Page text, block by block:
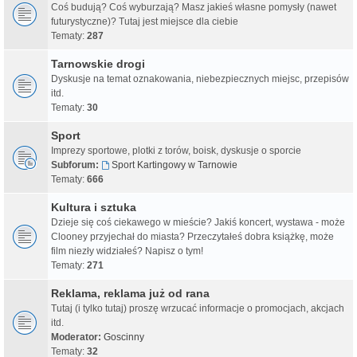
Coś budują? Coś wyburzają? Masz jakieś własne pomysły (nawet
futurystyczne)? Tutaj jest miejsce dla ciebie
Tematy: 287
Tarnowskie drogi
Dyskusje na temat oznakowania, niebezpiecznych miejsc, przepisów
itd.
Tematy: 30
Sport
Imprezy sportowe, plotki z torów, boisk, dyskusje o sporcie
Subforum:
Sport Kartingowy w Tarnowie
Tematy: 666
Kultura i sztuka
Dzieje się coś ciekawego w mieście? Jakiś koncert, wystawa - może
Clooney przyjechał do miasta? Przeczytałeś dobra książkę, może
film niezły widziałeś? Napisz o tym!
Tematy: 271
Reklama, reklama już od rana
Tutaj (i tylko tutaj) proszę wrzucać informacje o promocjach, akcjach
itd.
Moderator: Goscinny
Tematy: 32